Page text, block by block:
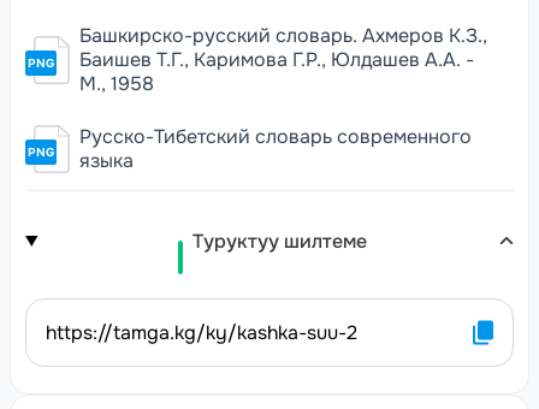
PNG
Башкирско-русский словарь. Ахмеров К.З.,
Баишев Т.Г., Каримова Г.Р., Юлдашев А.А. -
М., 1958
PNG
Русско-Тибетский словарь современного
языка
Туруктуу шилтеме
https://tamga.kg/ky/kashka-suu-2